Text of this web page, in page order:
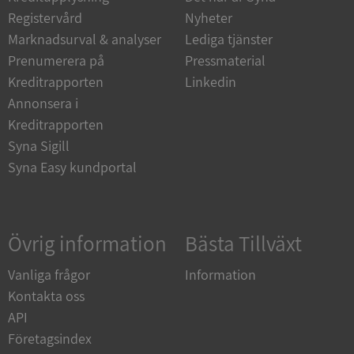
Registervård
Marknadsurval & analyser
Prenumerera på
Kreditrapporten
Annonsera i
Kreditrapporten
Syna Sigill
Syna Easy kundportal
Nyheter
Lediga tjänster
Pressmaterial
Linkedin
Övrig information
Vanliga frågor
Kontakta oss
API
Företagsindex
Bästa Tillväxt
Information
Oklassificerade
Strikt nödvändiga kakor tillåter
kärnwebbplatsfunktioner som användarinloggning
och kontohantering. Webbplatsen kan inte
användas ordentligt utan strikt nödvändiga cookies.
Namn
VISITOR_PRIVACY_METADATA
Privacy Policy